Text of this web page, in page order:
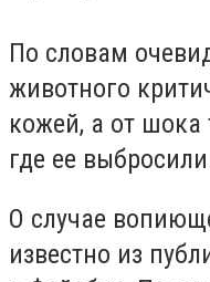
По словам
животного
кожей, а от шока
где ее
О случае
известно из